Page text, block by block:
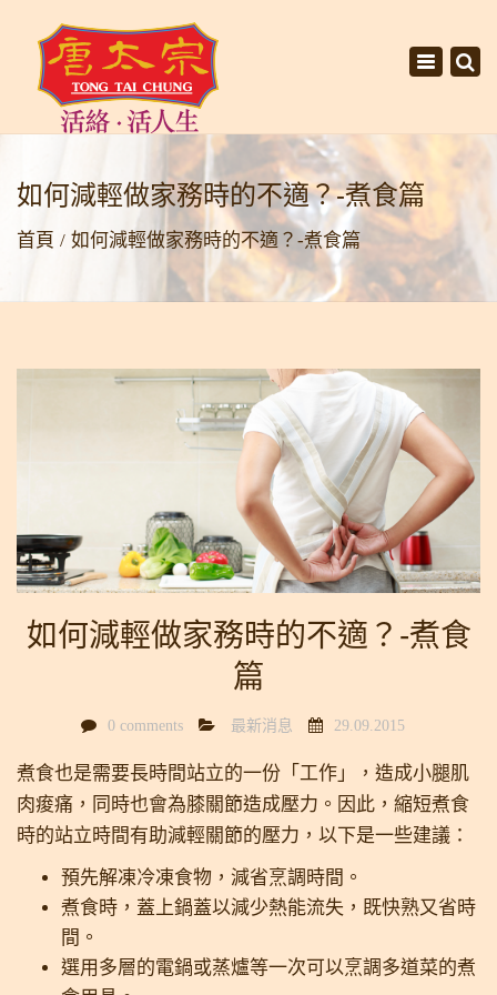
Toggle
如何減輕做家務時的不適？-煮食篇
首頁 如何減輕做家務時的不適？-煮食篇
如何減輕做家務時的不適？-煮食
篇
0 comments 最新消息 29.09.2015
煮食也是需要長時間站立的一份「工作」，造成小腿肌
肉痠痛，同時也會為膝關節造成壓力。因此，縮短煮食
時的站立時間有助減輕關節的壓力 ，以下是一些建議：
預先解凍冷凍食物，減省烹調時間。
煮食時，蓋上鍋蓋以減少熱能流失，既快熟又省時
間。
選用多層的電鍋或蒸爐等一次可以烹調多道菜的煮